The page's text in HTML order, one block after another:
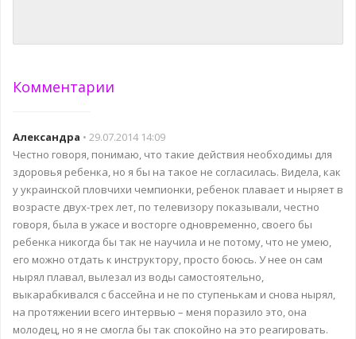
Комментарии
Александра • 29.07.2014 14:09
Честно говоря, понимаю, что такие действия необходимы для
здоровья ребенка, но я бы на такое не согласилась. Видела, как
у украинской пловчихи чемпионки, ребенок плавает и ныряет в
возрасте двух-трех лет, по телевизору показывали, честно
говоря, была в ужасе и восторге одновременно, своего бы
ребенка никогда бы так не научила и не потому, что не умею,
его можно отдать к инструктору, просто боюсь. У нее он сам
нырял плавал, вылезал из воды самостоятельно,
выкарабкивался с бассейна и не по ступенькам и снова нырял,
на протяжении всего интервью – меня поразило это, она
молодец, но я не смогла бы так спокойно на это реагировать.